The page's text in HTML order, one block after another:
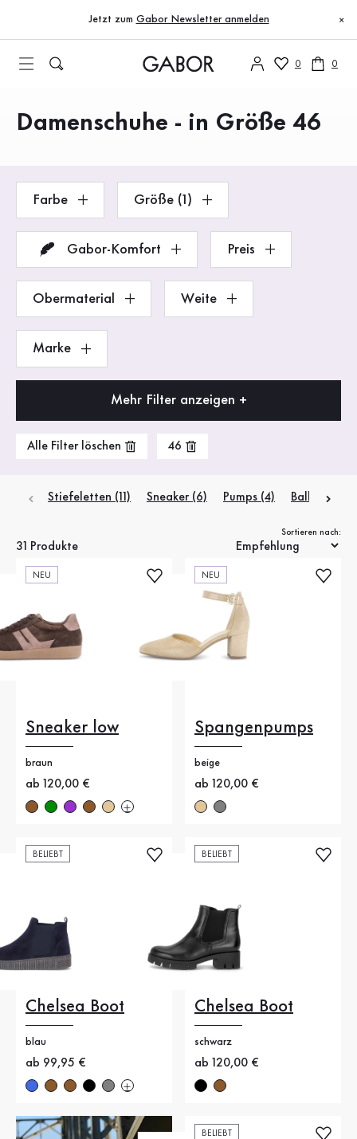
Zum Inhaltsverzeichnis
Zur Hauptnavigation
Jetzt zum Gabor Newsletter anmelden ×
0 0
Produkte
Damenschuhe - in Größe 46
Farbe Größe (1)
Gabor-Komfort Preis
Obermaterial Weite
Marke
Mehr Filter anzeigen +
Alle Filter löschen 46
Stiefeletten (11) Sneaker (6) Pumps (4) Ballerinas
31 Produkte
Sortieren nach:
NEU
Sneaker low
braun
Neuer Preis
ab 120,00 €
NEU
Spangenpumps
beige
Neuer Preis
ab 120,00 €
BELIEBT
Chelsea Boot
blau
Neuer Preis
ab 99,95 €
BELIEBT
Chelsea Boot
schwarz
Neuer Preis
ab 120,00 €
BELIEBT